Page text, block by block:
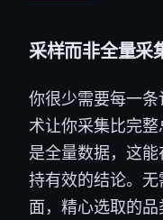
采样而非全量采
你很少需要每一
术让你采集比完
是全量数据，这
持有效的结论。
面，精心选取的